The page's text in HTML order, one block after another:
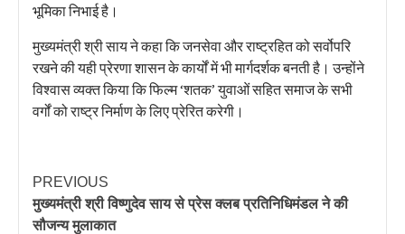
भूमिका निभाई है।
मुख्यमंत्री श्री साय ने कहा कि जनसेवा और राष्ट्रहित को सर्वोपरि
रखने की यही प्रेरणा शासन के कार्यों में भी मार्गदर्शक बनती है। उन्होंने
विश्वास व्यक्त किया कि फिल्म ‘शतक’ युवाओं सहित समाज के सभी
वर्गों को राष्ट्र निर्माण के लिए प्रेरित करेगी।
PREVIOUS
मुख्यमंत्री श्री विष्णुदेव साय से प्रेस क्लब प्रतिनिधिमंडल ने की
सौजन्य मुलाकात